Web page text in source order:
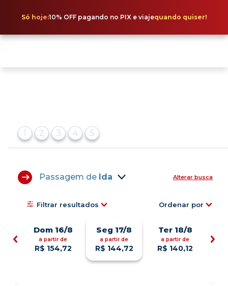
Só hoje:10% OFF pagando no PIX e viajequando quiser!
1 2 3 4 5
Passagem de Ida Alterar busca
Filtrar resultados Ordenar por
Dom 16/8
a partir de
R$ 154,72
Seg 17/8
a partir de
R$ 144,72
Ter 18/8
a partir de
R$ 140,12